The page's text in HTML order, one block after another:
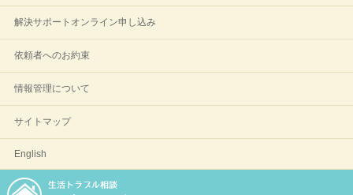
解決サポートオンライン申し込み
依頼者へのお約束
情報管理について
サイトマップ
English